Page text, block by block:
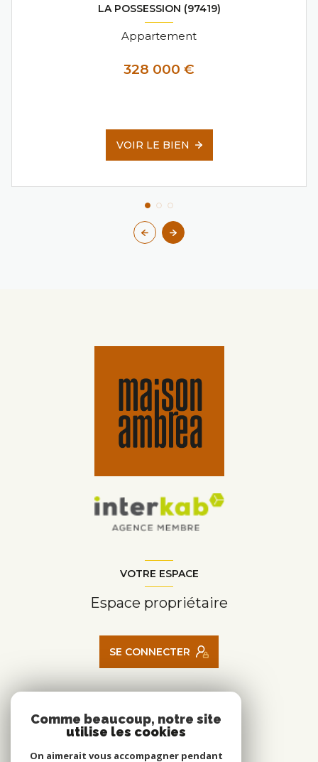
LA POSSESSION (97419)
Appartement
328 000 €
VOIR LE BIEN
VOTRE ESPACE
Espace propriétaire
SE CONNECTER
Nous adhérons
Comme beaucoup, notre site
utilise les cookies
On aimerait vous accompagner pendant